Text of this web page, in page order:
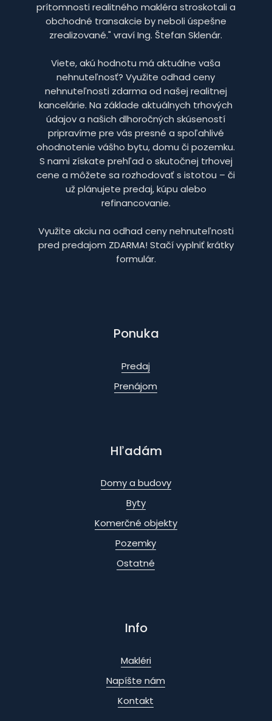
prítomnosti realitného makléra stroskotali a
obchodné transakcie by neboli úspešne
zrealizované." vraví Ing. Štefan Sklenár.
Viete, akú hodnotu má aktuálne vaša
nehnuteľnosť? Využite odhad ceny
nehnuteľnosti zdarma od našej realitnej
kancelárie. Na základe aktuálnych trhových
údajov a našich dlhoročných skúseností
pripravíme pre vás presné a spoľahlivé
ohodnotenie vášho bytu, domu či pozemku.
S nami získate prehľad o skutočnej trhovej
cene a môžete sa rozhodovať s istotou – či
už plánujete predaj, kúpu alebo
refinancovanie.
Využite akciu na odhad ceny nehnuteľnosti
pred predajom ZDARMA! Stačí vyplniť krátky
formulár.
Ponuka
Predaj
Prenájom
Hľadám
Domy a budovy
Byty
Komerčné objekty
Pozemky
Ostatné
Info
Makléri
Napíšte nám
Kontakt